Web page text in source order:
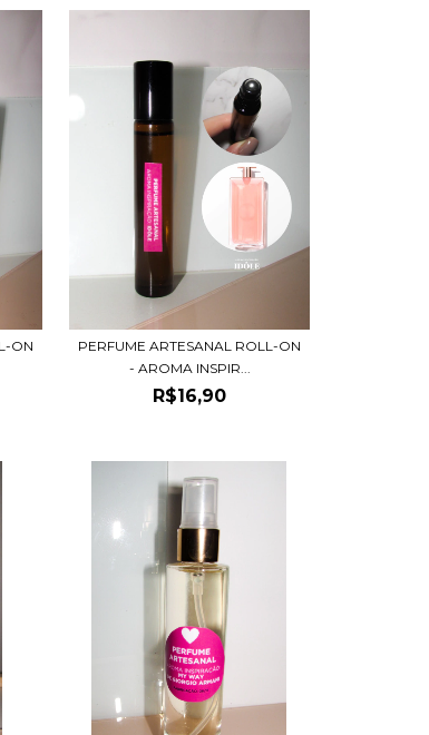
ON
PERFUME ARTESANAL ROLL-ON
- AROMA INSPIR...
R$16,90